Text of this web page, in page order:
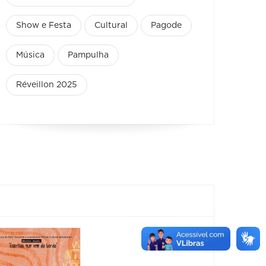
Show e Festa Cultural Pagode
Música Pampulha
Réveillon 2025